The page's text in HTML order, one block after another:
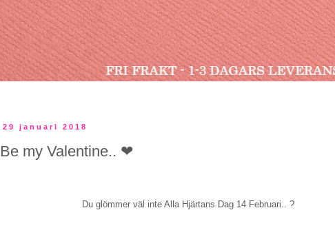
29 januari 2018
Be my Valentine.. ❤
Du glömmer väl inte Alla Hjärtans Dag 14 Februari.. ?